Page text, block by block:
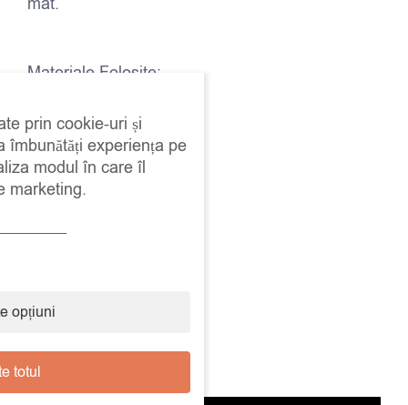
Materiale Folosite:
Aubusson Blue
Amsterdam Green
Gold Size
Metal leaf
Șablon Annie Sloan
prin cookie-uri și
îmbunătăți experiența pe
modul în care îl
marketing.
opțiuni
totul